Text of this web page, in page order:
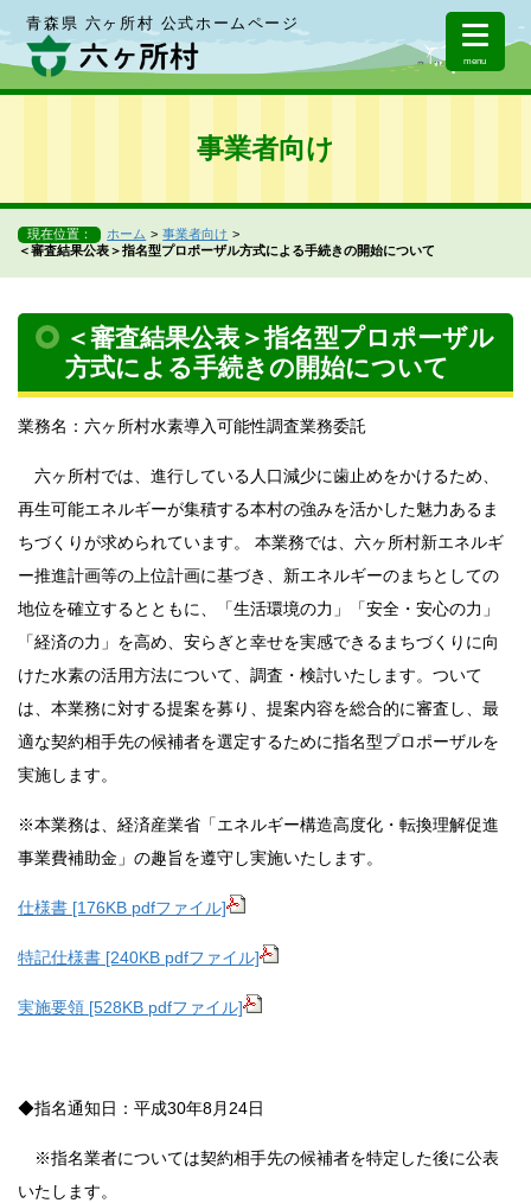
青森県 六ヶ所村 公式ホームページ
menu
事業者向け
現在位置： ホーム
事業者向け
＜審査結果公表＞指名型プロポーザル方式による手続きの開始について
＜審査結果公表＞指名型プロポーザル
方式による手続きの開始について
業務名：六ヶ所村水素導入可能性調査業務委託
六ヶ所村では、進行している人口減少に歯止めをかけるため、
再生可能エネルギーが集積する本村の強みを活かした魅力あるま
ちづくりが求められています。 本業務では、六ヶ所村新エネルギ
ー推進計画等の上位計画に基づき、新エネルギーのまちとしての
地位を確立するとともに、「生活環境の力」「安全・安心の力」
「経済の力」を高め、安らぎと幸せを実感できるまちづくりに向
けた水素の活用方法について、調査・検討いたします。ついて
は、本業務に対する提案を募り、提案内容を総合的に審査し、最
適な契約相手先の候補者を選定するために指名型プロポーザルを
実施します。
※本業務は、経済産業省「エネルギー構造高度化・転換理解促進
事業費補助金」の趣旨を遵守し実施いたします。
仕様書 [176KB pdfファイル]
特記仕様書 [240KB pdfファイル]
実施要領 [528KB pdfファイル]
◆指名通知日：平成30年8月24日
※指名業者については契約相手先の候補者を特定した後に公表
いたします。